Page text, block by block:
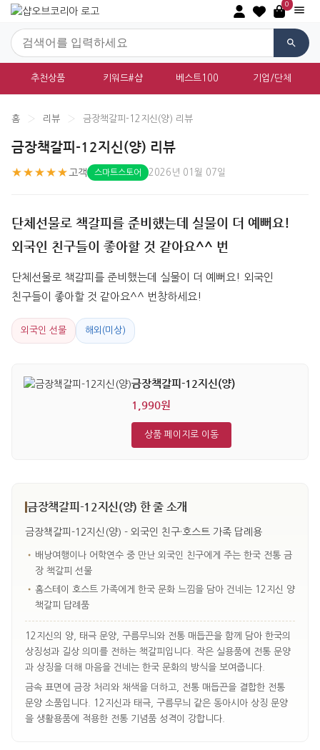
0
추천상품 키워드#샵 베스트100 기업/단체
홈 › 리뷰 › 금장책갈피-12지신(양) 리뷰
금장책갈피-12지신(양) 리뷰
★★★★★ 고객 스마트스토어 2026년 01월 07일
단체선물로 책갈피를 준비했는데 실물이 더 예뻐요!
외국인 친구들이 좋아할 것 같아요^^ 번
단체선물로 책갈피를 준비했는데 실물이 더 예뻐요! 외국인
친구들이 좋아할 것 같아요^^ 번창하세요!
외국인 선물 해외(미상)
금장책갈피-12지신(양)
1,990원
상품 페이지로 이동
금장책갈피-12지신(양) 한 줄 소개
금장책갈피-12지신(양) - 외국인 친구·호스트 가족 답례용
• 배낭여행이나 어학연수 중 만난 외국인 친구에게 주는 한국 전통 금
장 책갈피 선물
• 홈스테이 호스트 가족에게 한국 문화 느낌을 담아 건네는 12지신 양
책갈피 답례품
12지신의 양, 태극 문양, 구름무늬와 전통 매듭끈을 함께 담아 한국의
상징성과 길상 의미를 전하는 책갈피입니다. 작은 실용품에 전통 문양
과 상징을 더해 마음을 건네는 한국 문화의 방식을 보여줍니다.
금속 표면에 금장 처리와 채색을 더하고, 전통 매듭끈을 결합한 전통
문양 소품입니다. 12지신과 태극, 구름무늬 같은 동아시아 상징 문양
을 생활용품에 적용한 전통 기념품 성격이 강합니다.